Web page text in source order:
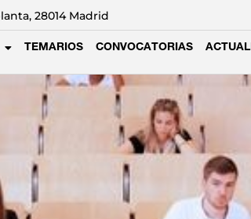
28014 Madrid
TEMARIOS CONVOCATORIAS